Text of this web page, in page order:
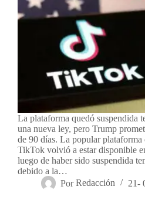
La plataforma quedó suspendida
una nueva ley, pero Trump
de 90 días. La popular plataforma
TikTok volvió a estar disponible
luego de haber sido suspendida
debido a la…
Por Redacción 21-